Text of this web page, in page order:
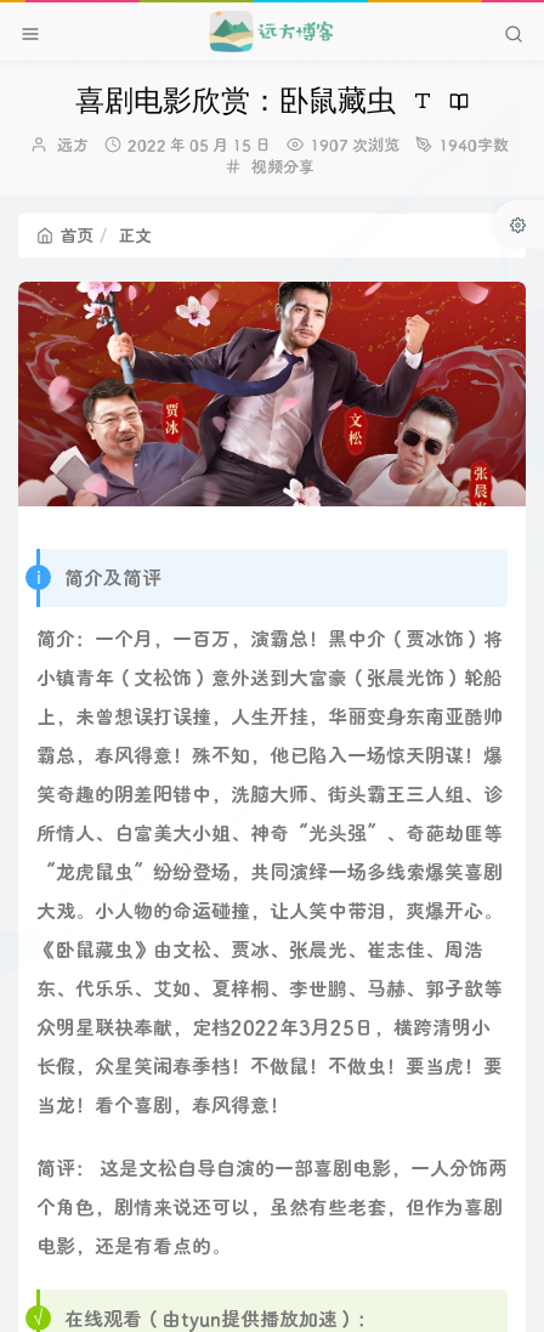
喜剧电影欣赏：卧鼠藏虫
博
远方
发
2022 年 05 月 15 日 1907 次浏览
1940字数
分
视频分享
首页 正文
简介及简评
简介：一个月，一百万，演霸总！黑中介（贾冰饰）将
小镇青年（文松饰）意外送到大富豪（张晨光饰）轮船
上，未曾想误打误撞，人生开挂，华丽变身东南亚酷帅
霸总，春风得意！殊不知，他已陷入一场惊天阴谋！爆
笑奇趣的阴差阳错中，洗脑大师、街头霸王三人组、诊
所情人、白富美大小姐、神奇“光头强”、奇葩劫匪等
“龙虎鼠虫”纷纷登场，共同演绎一场多线索爆笑喜剧
大戏。小人物的命运碰撞，让人笑中带泪，爽爆开心。
《卧鼠藏虫》由文松、贾冰、张晨光、崔志佳、周浩
东、代乐乐、艾如、夏梓桐、李世鹏、马赫、郭子歆等
众明星联袂奉献，定档2022年3月25日，横跨清明小
长假，众星笑闹春季档！不做鼠！不做虫！要当虎！要
当龙！看个喜剧，春风得意！
简评： 这是文松自导自演的一部喜剧电影，一人分饰两
个角色，剧情来说还可以，虽然有些老套，但作为喜剧
电影，还是有看点的。
在线观看（由tyun提供播放加速）：